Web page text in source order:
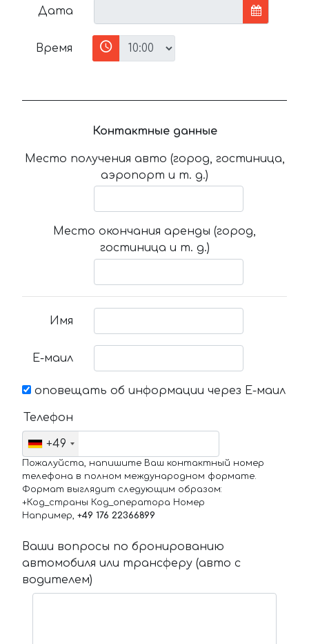
Дата
Время
Контактные данные
Место получения авто (город, гостиница,
аэропорт и т. д.)
Место окончания аренды (город,
гостиница и т. д.)
Имя
Е-маил
оповещать об информации через Е-маил
Телефон
+49
Пожалуйста, напишите Ваш контактный номер
телефона в полном международном формате.
Формат выглядит следующим образом:
+Код_страны Код_оператора Номер
Например, +49 176 22366899
Ваши вопросы по бронированию
автомобиля или трансферу (авто с
водителем)